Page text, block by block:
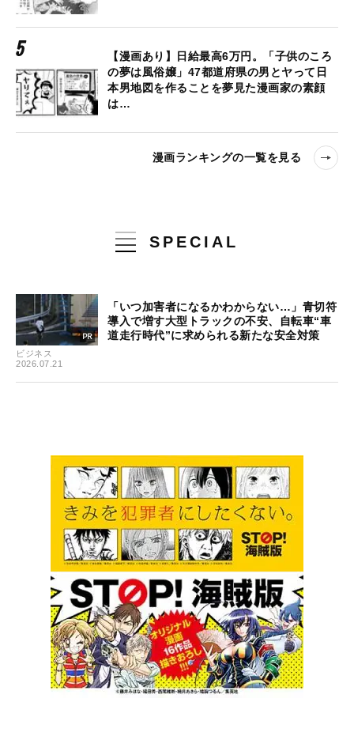
【漫画あり】日給最高6万円。「子供のころ
の夢は風俗嬢」47都道府県の男とヤって日
本男地図を作ることを夢見た漫画家の素顔
は…
漫画ランキングの一覧を見る
SPECIAL
ビジネス
2026.07.21
「いつ加害者になるかわからない…」青切符
導入で増す大型トラックの不安、自転車“車
道走行時代”に求められる新たな安全対策